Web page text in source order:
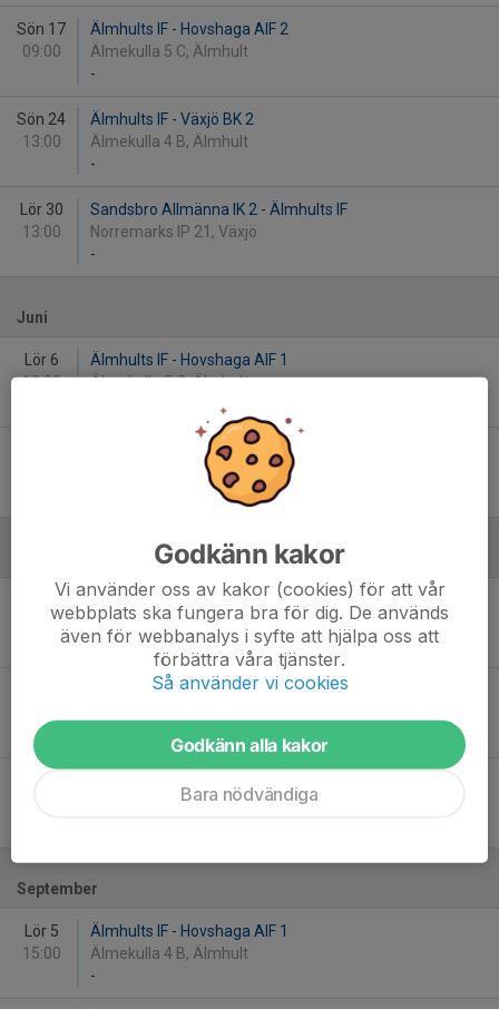
Sön 17
09:00
Älmhults IF - Hovshaga AIF 2
Älmekulla 5 C, Älmhult
-
Sön 24
13:00
Älmhults IF - Växjö BK 2
Älmekulla 4 B, Älmhult
-
Lör 30
13:00
Sandsbro Allmänna IK 2 - Älmhults IF
Norremarks IP 21, Växjö
-
Juni
Lör 6
13:00
Älmhults IF - Hovshaga AIF 1
Älmekulla 5 C, Älmhult
Ingelstads IK 1 - Älmhults IF
Ingelvi 3, Ingelstad
Lör 15
10:00
Ljungby IF 1 - Älmhults IF
Lagavallen 4, Ljungby
-
Älmhults IF - Hovmantorp GoIF 1
Norremarks IP 21, Växjö
September
Lör 5
15:00
Älmhults IF - Hovshaga AIF 1
Älmekulla 4 B, Älmhult
-
Godkänn kakor
Vi använder oss av kakor (cookies) för att vår
webbplats ska fungera bra för dig. De används
även för webbanalys i syfte att hjälpa oss att
förbättra våra tjänster.
Så använder vi cookies
Godkänn alla kakor
Bara nödvändiga